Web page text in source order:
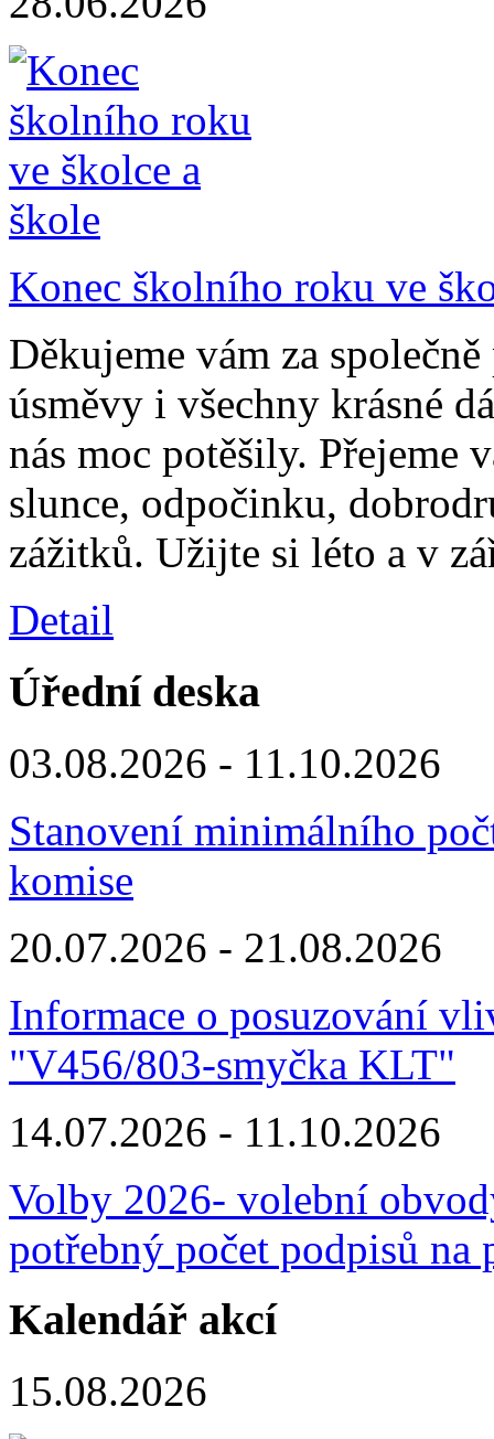
Konec školního roku ve
Děkujeme vám za
úsměvy i všechny krásné
nás moc potěšily. Přejeme
slunce, odpočinku,
zážitků. Užijte si léto a v
Detail
Úřední deska
03.08.2026 - 11.10.2026
Stanovení minimálního
komise
20.07.2026 - 21.08.2026
Informace o posuzování
"V456/803-smyčka KLT"
14.07.2026 - 11.10.2026
Volby 2026- volební
potřebný počet podpisů na
Kalendář akcí
15.08.2026